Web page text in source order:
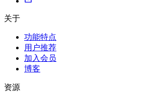
关于
功能特点
用户推荐
加入会员
博客
资源